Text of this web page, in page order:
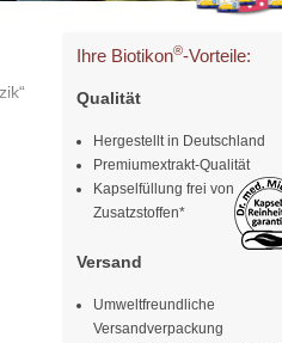
Ihre Biotikon®-Vorteile:
Qualität
Hergestellt in Deutschland
Premiumextrakt-Qualität
Kapselfüllung frei von
Zusatzstoffen*
Versand
Umweltfreundliche
Versandverpackung